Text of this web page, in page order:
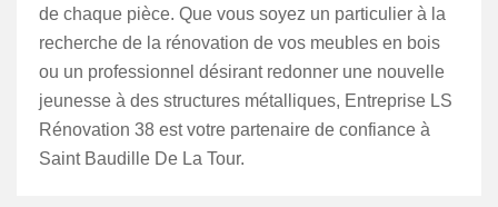
de chaque pièce. Que vous soyez un particulier à la
recherche de la rénovation de vos meubles en bois
ou un professionnel désirant redonner une nouvelle
jeunesse à des structures métalliques, Entreprise LS
Rénovation 38 est votre partenaire de confiance à
Saint Baudille De La Tour.